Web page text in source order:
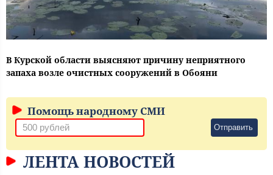
В Курской области выясняют причину неприятного
запаха возле очистных сооружений в Обояни
Помощь народному СМИ
Отправить
ЛЕНТА НОВОСТЕЙ